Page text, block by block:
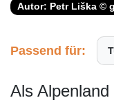
Autor: Petr Liška ©
Passend für:
Als